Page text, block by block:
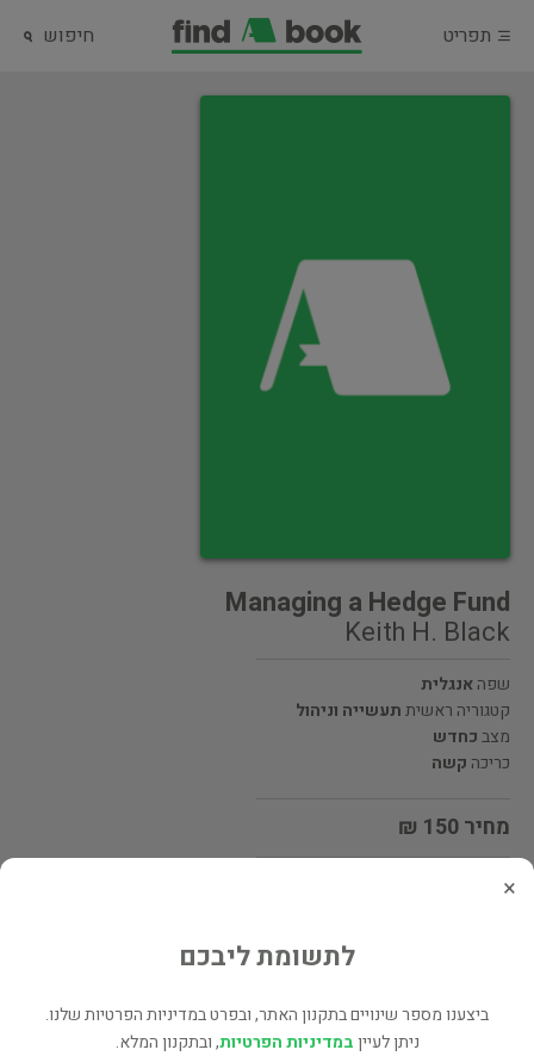
תפריט חיפוש
Managing a Hedge Fund
Keith H. Black
שפהאנגלית
קטגוריה ראשיתתעשייה וניהול
מצבכחדש
כריכה קשה
מחיר 150 ₪
×
לתשומת ליבכם
ביצענו מספר שינויים בתקנון האתר, ובפרט במדיניות הפרטיות שלנו.
ניתן לעייןבמדיניות הפרטיות, ובתקנון המלא.